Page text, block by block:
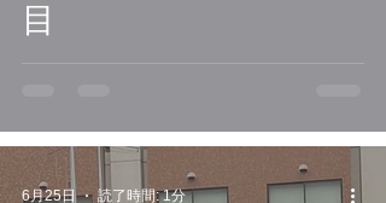
目
6月25日 読了時間: 1分